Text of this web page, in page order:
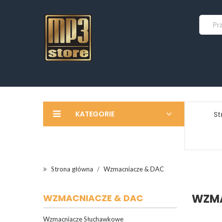
KATEGORIE
Strona główna Wzmacniacze & DAC
WZMACNIACZE & DAC
Wzmacniacze Słuchawkowe